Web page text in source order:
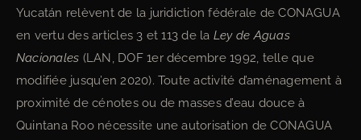
Yucatán relèvent de la juridiction fédérale de CONAGUA
en vertu des articles 3 et 113 de la Ley de Aguas
Nacionales (LAN, DOF 1er décembre 1992, telle que
modifiée jusqu’en 2020). Toute activité d’aménagement à
proximité de cénotes ou de masses d’eau douce à
Quintana Roo nécessite une autorisation de CONAGUA